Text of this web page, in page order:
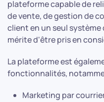
plateforme capable de
de vente, de gestion de
client en un seul
mérite d'être pris en
La plateforme est
fonctionnalités,
Marketing par